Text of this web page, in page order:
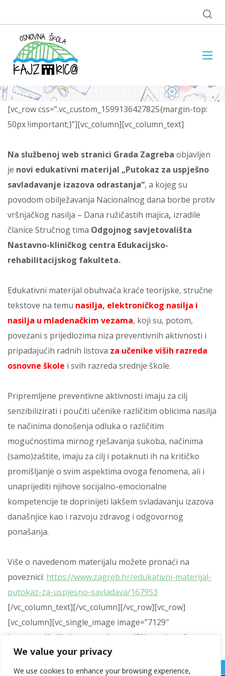
We value your privacy
We use cookies to enhance your browsing experience,
[vc_row css=”.vc_custom_1599136427825{margin-top:
50px !important;}”][vc_column][vc_column_text]
Na službenoj web stranici Grada Zagreba objavljen
je novi edukativni materijal „Putokaz za uspješno
savladavanje izazova odrastanja“, a kojeg su
povodom obilježavanja Nacionalnog dana borbe protiv
vršnjačkog nasilja – Dana ružičastih majica, izradile
članice Stručnog tima Odgojnog savjetovališta
Nastavno-kliničkog centra Edukacijsko-
rehabilitacijskog fakulteta.
Edukativni materijal obuhvaća kraće teorijske, stručne
tekstove na temu nasilja, elektroničkog nasilja i
nasilja u mladenačkim vezama, koji su, potom,
povezani s prijedlozima niza preventivnih aktivnosti i
pripadajućih radnih listova za učenike viših razreda
osnovne škole i svih razreda srednje škole.
Pripremljene preventivne aktivnosti imaju za cilj
senzibilizirati i poučiti učenike različitim oblicima nasilja
te načinima donošenja odluka o različitim
mogućnostima mirnog rješavanja sukoba, načinima
(samo)zaštite, imaju za cilj i potaknuti ih na kritičko
promišljanje o svim aspektima ovoga fenomena, ali i
unaprijediti njihove socijalno-emocionalne
kompetencije te doprinijeti lakšem svladavanju izazova
današnjice kao i razvoju zdravog i odgovornog
ponašanja.
Više o navedenom materijalu možete pronaći na
poveznici: https://www.zagreb.hr/edukativni-materijal-
putokaz-za-uspjesno-savladava/167953
[/vc_column_text][/vc_column][/vc_row][vc_row]
[vc_column][vc_single_image image=”7129″
img_size=”full” alignment=”center”][/vc_column]
[/vc_row]